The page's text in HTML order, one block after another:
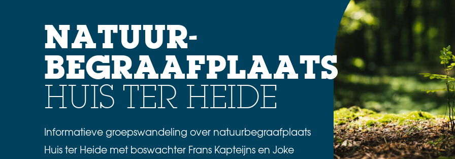
NATUUR-
BEGRAAFPLAATS
HUIS TER HEIDE
Informatieve groepswandeling over natuurbegraafplaats
Huis ter Heide met boswachter Frans Kapteijns en Joke